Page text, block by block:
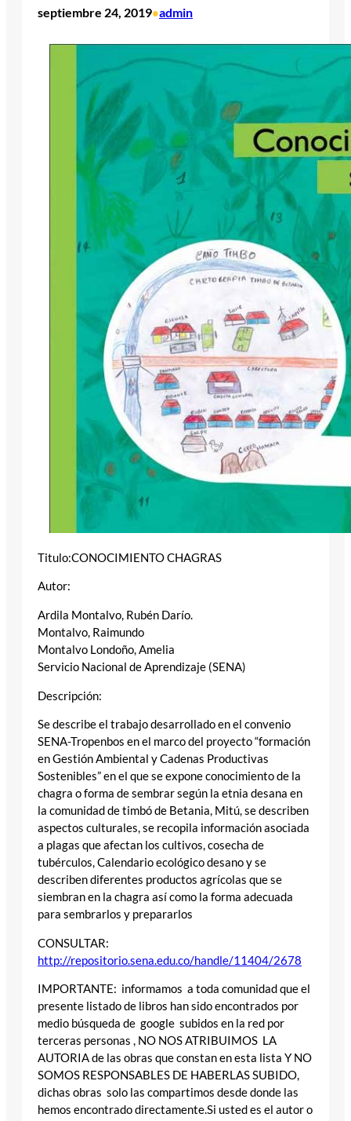
septiembre 24, 2019•admin
Titulo:CONOCIMIENTO CHAGRAS
Autor:
Ardila Montalvo, Rubén Darío.
Montalvo, Raimundo
Montalvo Londoño, Amelia
Servicio Nacional de Aprendizaje (SENA)
Descripción:
Se describe el trabajo desarrollado en el convenio
SENA-Tropenbos en el marco del proyecto “formación
en Gestión Ambiental y Cadenas Productivas
Sostenibles” en el que se expone conocimiento de la
chagra o forma de sembrar según la etnia desana en
la comunidad de timbó de Betania, Mitú, se describen
aspectos culturales, se recopila información asociada
a plagas que afectan los cultivos, cosecha de
tubérculos, Calendario ecológico desano y se
describen diferentes productos agrícolas que se
siembran en la chagra así como la forma adecuada
para sembrarlos y prepararlos
CONSULTAR:
http://repositorio.sena.edu.co/handle/11404/2678
IMPORTANTE: informamos a toda comunidad que el
presente listado de libros han sido encontrados por
medio búsqueda de google subidos en la red por
terceras personas , NO NOS ATRIBUIMOS LA
AUTORIA de las obras que constan en esta lista Y NO
SOMOS RESPONSABLES DE HABERLAS SUBIDO,
dichas obras solo las compartimos desde donde las
hemos encontrado directamente.Si usted es el autor o